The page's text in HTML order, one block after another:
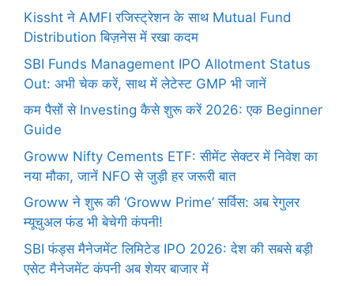
Kissht ने AMFI रजिस्ट्रेशन के साथ Mutual Fund
Distribution बिज़नेस में रखा कदम
SBI Funds Management IPO Allotment Status
Out: अभी चेक करें, साथ में लेटेस्ट GMP भी जानें
कम पैसों से Investing कैसे शुरू करें 2026: एक Beginner
Guide
Groww Nifty Cements ETF: सीमेंट सेक्टर में निवेश का
नया मौका, जानें NFO से जुड़ी हर जरूरी बात
Groww ने शुरू की ‘Groww Prime’ सर्विस: अब रेगुलर
म्यूचुअल फंड भी बेचेगी कंपनी!
SBI फंड्स मैनेजमेंट लिमिटेड IPO 2026: देश की सबसे बड़ी
एसेट मैनेजमेंट कंपनी अब शेयर बाजार में